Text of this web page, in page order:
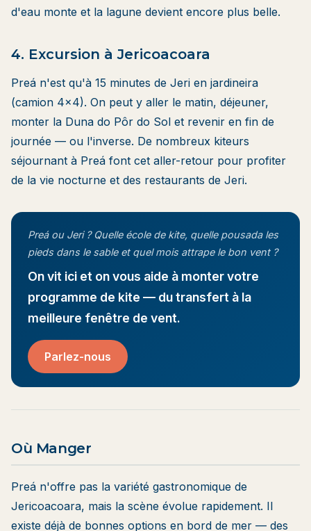
d'eau monte et la lagune devient encore plus belle.
4. Excursion à Jericoacoara
Preá n'est qu'à 15 minutes de Jeri en jardineira
(camion 4×4). On peut y aller le matin, déjeuner,
monter la Duna do Pôr do Sol et revenir en fin de
journée — ou l'inverse. De nombreux kiteurs
séjournant à Preá font cet aller-retour pour profiter
de la vie nocturne et des restaurants de Jeri.
Preá ou Jeri ? Quelle école de kite, quelle pousada les
pieds dans le sable et quel mois attrape le bon vent ?
On vit ici et on vous aide à monter votre
programme de kite — du transfert à la
meilleure fenêtre de vent.
Parlez-nous
Où Manger
Preá n'offre pas la variété gastronomique de
Jericoacoara, mais la scène évolue rapidement. Il
existe déjà de bonnes options en bord de mer — des